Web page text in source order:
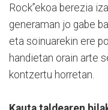
Rock”ekoa berezia
generaman jo gabe
eta soinuarekin ere
handietan orain arte
kontzertu horretan.